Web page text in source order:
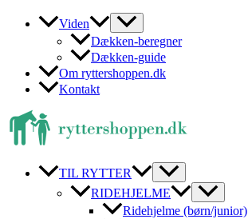
Viden
Dækken-beregner
Dækken-guide
Om ryttershoppen.dk
Kontakt
TIL RYTTER
RIDEHJELME
Ridehjelme (børn/junior)